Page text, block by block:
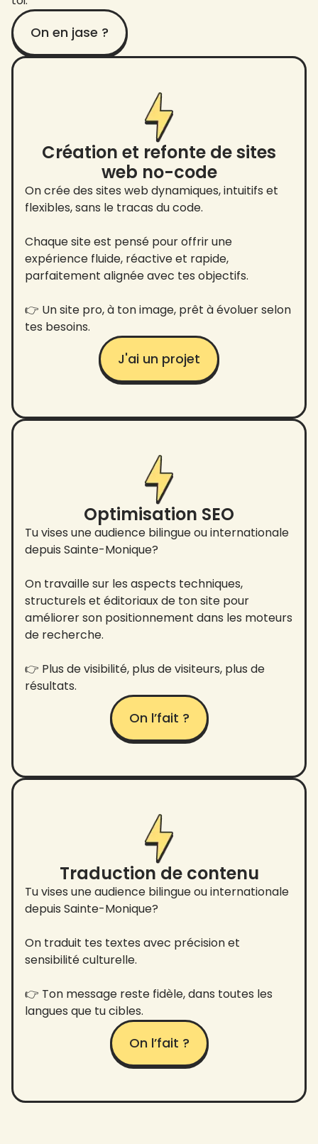
On en jase ?
Création et refonte de sites
web no-code
On crée des sites web dynamiques, intuitifs et
flexibles, sans le tracas du code.
Chaque site est pensé pour offrir une
expérience fluide, réactive et rapide,
parfaitement alignée avec tes objectifs.
👉 Un site pro, à ton image, prêt à évoluer selon
tes besoins.
J'ai un projet
Optimisation SEO
Tu vises une audience bilingue ou internationale
depuis Sainte-Monique?
On travaille sur les aspects techniques,
structurels et éditoriaux de ton site pour
améliorer son positionnement dans les moteurs
de recherche.
👉 Plus de visibilité, plus de visiteurs, plus de
résultats.
On l’fait ?
Traduction de contenu
Tu vises une audience bilingue ou internationale
depuis Sainte-Monique?
On traduit tes textes avec précision et
sensibilité culturelle.
👉 Ton message reste fidèle, dans toutes les
langues que tu cibles.
On l’fait ?